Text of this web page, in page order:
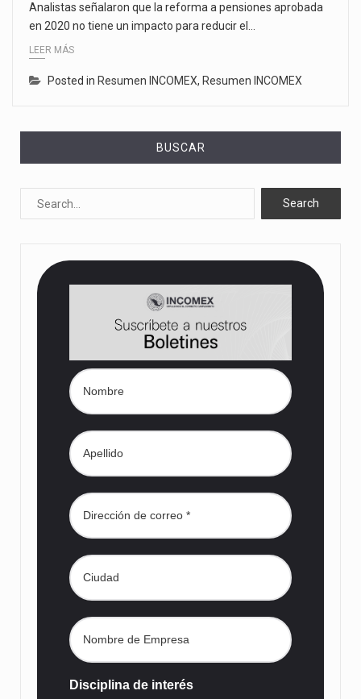
Analistas señalaron que la reforma a pensiones aprobada
en 2020 no tiene un impacto para reducir el…
LEER MÁS
Posted in Resumen INCOMEX, Resumen INCOMEX
BUSCAR
Disciplina de interés